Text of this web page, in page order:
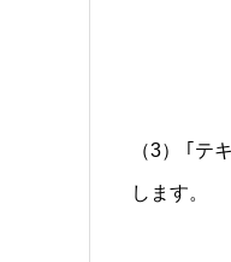
（3） ｢テ
します。